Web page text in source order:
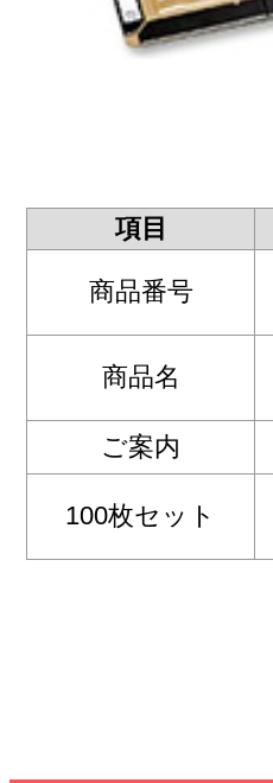
項目
商品番号
商品名
ご案内
100枚セット